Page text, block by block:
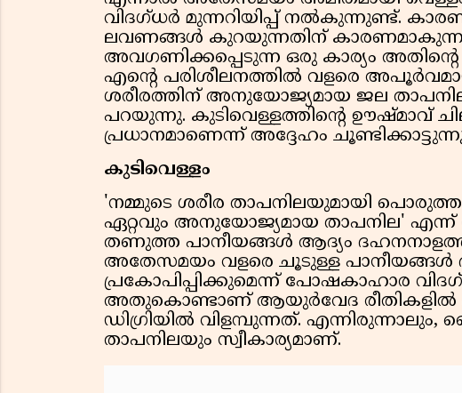
വിദഗ്ധര്‍ മുന്നറിയിപ്പ് നല്‍കുന്നുണ്ട്.
ലവണങ്ങള്‍ കുറയുന്നതിന് കാരണമാകുന്നു.
അവഗണിക്കപ്പെടുന്ന ഒരു കാര്യം
എന്റെ പരിശീലനത്തില്‍ വളരെ
ശരീരത്തിന് അനുയോജ്യമായ ജല
പറയുന്നു. കുടിവെള്ളത്തിന്റെ ഊഷ്മാവ്
പ്രധാനമാണെന്ന് അദ്ദേഹം
കുടിവെള്ളം
'നമ്മുടെ ശരീര താപനിലയുമായി
ഏറ്റവും അനുയോജ്യമായ താപനില'
തണുത്ത പാനീയങ്ങള്‍ ആദ്യം
അതേസമയം വളരെ ചൂടുള്ള
പ്രകോപിപ്പിക്കുമെന്ന് പോഷകാഹാര
അതുകൊണ്ടാണ് ആയുര്‍വേദ രീതികളില്‍
ഡിഗ്രിയില്‍ വിളമ്പുന്നത്. എന്നിരുന്നാലും,
താപനിലയും സ്വീകാര്യമാണ്.